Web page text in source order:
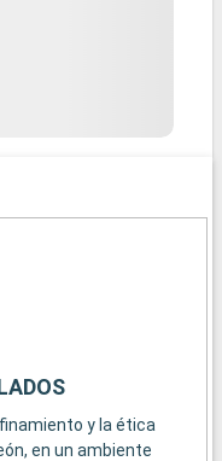
y la ética
en un ambiente